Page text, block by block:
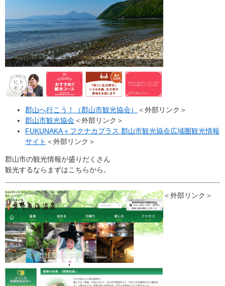
郡山へ行こう！（郡山市観光協会）
＜外部リンク＞
郡山市観光協会＜外部リンク＞
FUKUNAKA＋フクナカプラス 郡山市観光協会広域圏観光情報
サイト ＜外部リンク＞
郡山市の観光情報が盛りだくさん
観光するならまずはこちらから。
＜外部リンク＞